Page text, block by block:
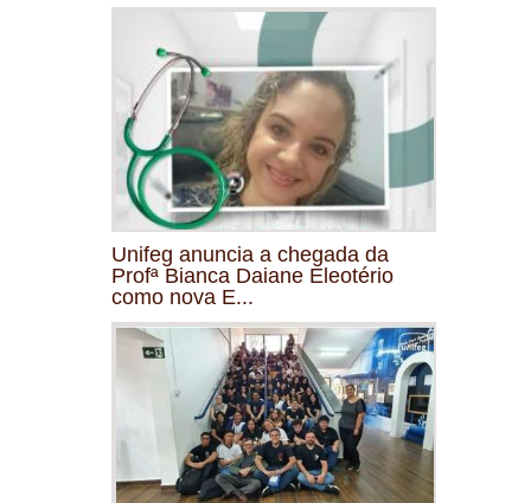
Unifeg anuncia a chegada da
Profª Bianca Daiane Eleotério
como nova E...